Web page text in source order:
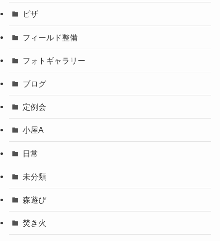
ピザ
フィールド整備
フォトギャラリー
ブログ
定例会
小屋A
日常
未分類
森遊び
焚き火